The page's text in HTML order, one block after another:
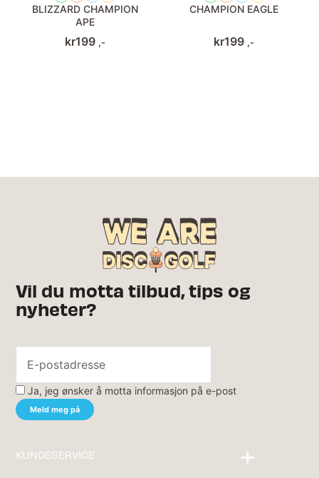
BLIZZARD CHAMPION
APE
kr199 ,-
CHAMPION EAGLE
kr199 ,-
Vil du motta tilbud, tips og
nyheter?
Ja, jeg ønsker å motta informasjon på e-post
KUNDESERVICE